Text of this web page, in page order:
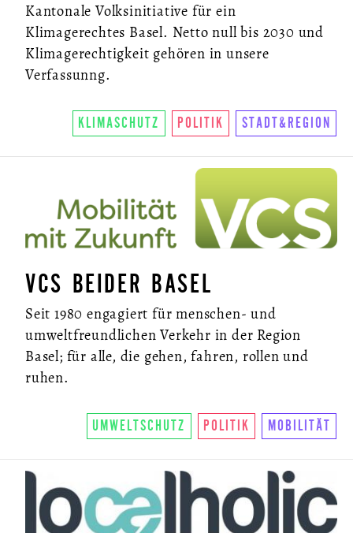
Kantonale Volksinitiative für ein
Klimagerechtes Basel. Netto null bis 2030 und
Klimagerechtigkeit gehören in unsere
Verfassunng.
KLIMASCHUTZ POLITIK STADT&REGION
VCS BEIDER BASEL
Seit 1980 engagiert für menschen- und
umweltfreundlichen Verkehr in der Region
Basel; für alle, die gehen, fahren, rollen und
ruhen.
UMWELTSCHUTZ POLITIK MOBILITÄT